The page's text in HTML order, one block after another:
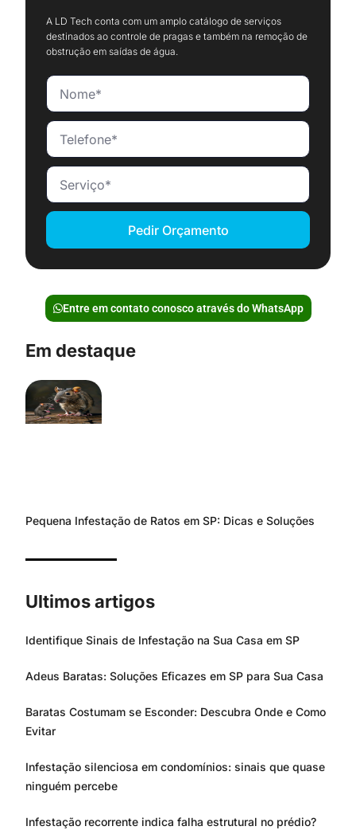
A LD Tech conta com um amplo catálogo de serviços
destinados ao controle de pragas e também na remoção de
obstrução em saídas de água.
Pedir Orçamento
Entre em contato conosco através do WhatsApp
Em destaque
Pequena Infestação de Ratos em SP: Dicas e Soluções
Ultimos artigos
Identifique Sinais de Infestação na Sua Casa em SP
Adeus Baratas: Soluções Eficazes em SP para Sua Casa
Baratas Costumam se Esconder: Descubra Onde e Como
Evitar
Infestação silenciosa em condomínios: sinais que quase
ninguém percebe
Infestação recorrente indica falha estrutural no prédio?